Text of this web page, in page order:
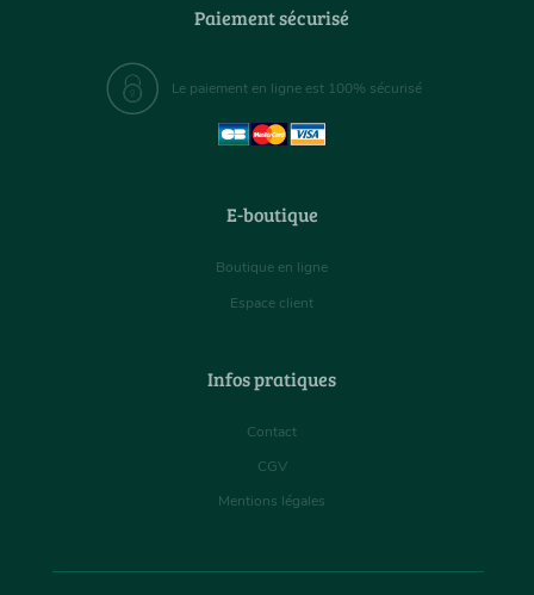
Paiement sécurisé
Le paiement en ligne est 100% sécurisé
E-boutique
Boutique en ligne
Espace client
Infos pratiques
Contact
CGV
Mentions légales